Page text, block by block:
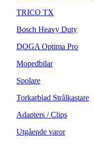
TRICO TX
Bosch Heavy Duty
DOGA Optima Pro
Mopedbilar
Spolare
Torkarblad Strålkastare
Adapters / Clips
Utgående varor